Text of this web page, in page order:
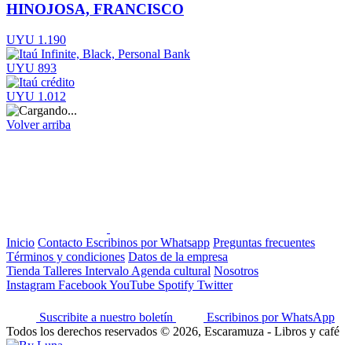
HINOJOSA, FRANCISCO
UYU 1.190
UYU 893
UYU 1.012
Volver arriba
Inicio Contacto Escribinos por Whatsapp Preguntas frecuentes
Términos y condiciones Datos de la empresa
Tienda Talleres Intervalo Agenda cultural Nosotros
Instagram FacebookYouTube Spotify Twitter
Suscribite a nuestro boletín
Escribinos por WhatsApp
Todos los derechos reservados © 2026, Escaramuza - Libros y café